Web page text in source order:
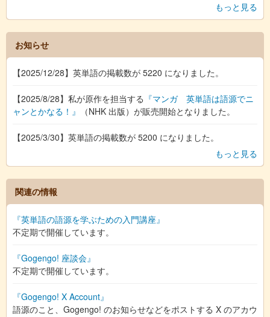
もっと見る
お知らせ
【2025/12/28】英単語の掲載数が 5220 になりました。
【2025/8/28】私が原作を担当する 『マンガ 英単語は語源でニ
ャンとかなる！』
（NHK 出版）が販売開始となりました。
【2025/3/30】英単語の掲載数が 5200 になりました。
もっと見る
関連の情報
『英単語の語源を学ぶための入門講座』
不定期で開催しています。
『Gogengo! 座談会』
不定期で開催しています。
『Gogengo! X Account』
語源のこと、Gogengo! のお知らせなどをポストする X のアカウ